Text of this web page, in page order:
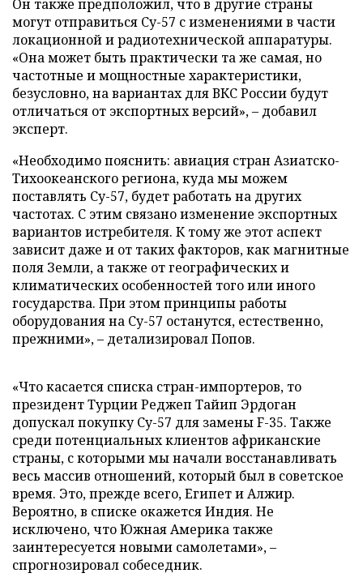
Он также предположил, что в другие страны
могут отправиться Су-57 с изменениями в части
локационной и радиотехнической аппаратуры.
«Она может быть практически та же самая, но
частотные и мощностные характеристики,
безусловно, на вариантах для ВКС России будут
отличаться от экспортных версий», – добавил
эксперт.
«Необходимо пояснить: авиация стран Азиатско-
Тихоокеанского региона, куда мы можем
поставлять Су-57, будет работать на других
частотах. С этим связано изменение экспортных
вариантов истребителя. К тому же этот аспект
зависит даже и от таких факторов, как магнитные
поля Земли, а также от географических и
климатических особенностей того или иного
государства. При этом принципы работы
оборудования на Су-57 останутся, естественно,
прежними», – детализировал Попов.
«Что касается списка стран-импортеров, то
президент Турции Реджеп Тайип Эрдоган
допускал покупку Су-57 для замены F-35. Также
среди потенциальных клиентов африканские
страны, с которыми мы начали восстанавливать
весь массив отношений, который был в советское
время. Это, прежде всего, Египет и Алжир.
Вероятно, в списке окажется Индия. Не
исключено, что Южная Америка также
заинтересуется новыми самолетами», –
спрогнозировал собеседник.